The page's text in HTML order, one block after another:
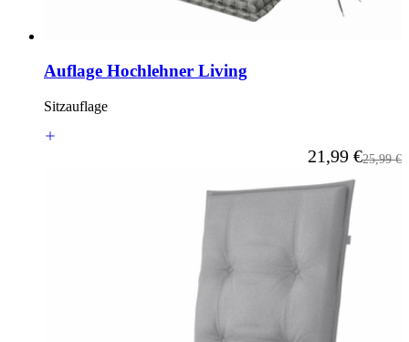
Auflage Hochlehner Living
Sitzauflage
Ab
21,99 €25,99 €